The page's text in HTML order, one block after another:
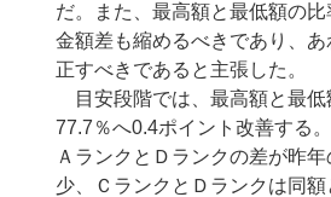
だ。また、最高額と最低額の比
金額差も縮めるべきであり、
正すべきであると主張した。
目安段階では、最高額と最低
77.7％へ0.4ポイント改善する
ＡランクとＤランクの差が昨
少、ＣランクとＤランクは同